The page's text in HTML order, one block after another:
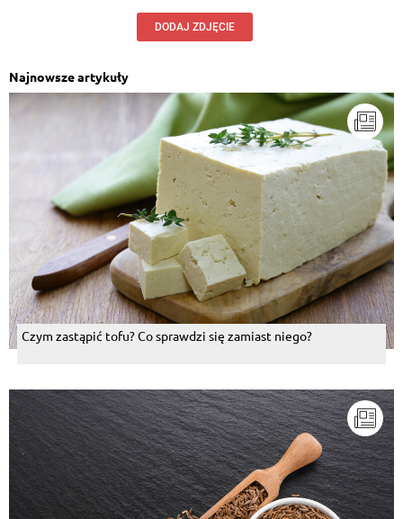
DODAJ ZDJĘCIE
Najnowsze artykuły
Czym zastąpić tofu? Co sprawdzi się zamiast niego?